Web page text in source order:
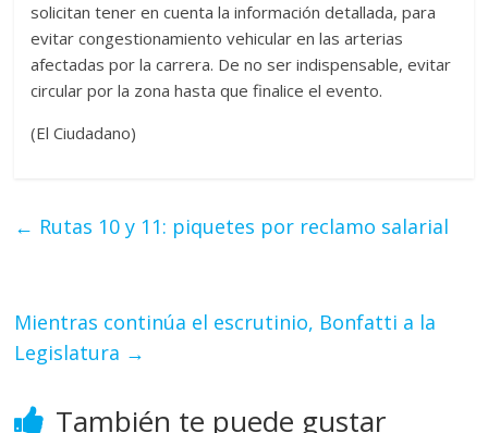
solicitan tener en cuenta la información detallada, para
evitar congestionamiento vehicular en las arterias
afectadas por la carrera. De no ser indispensable, evitar
circular por la zona hasta que finalice el evento.
(El Ciudadano)
← Rutas 10 y 11: piquetes por reclamo salarial
Mientras continúa el escrutinio, Bonfatti a la
Legislatura →
También te puede gustar